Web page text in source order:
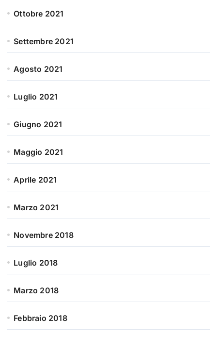
Ottobre 2021
Settembre 2021
Agosto 2021
Luglio 2021
Giugno 2021
Maggio 2021
Aprile 2021
Marzo 2021
Novembre 2018
Luglio 2018
Marzo 2018
Febbraio 2018